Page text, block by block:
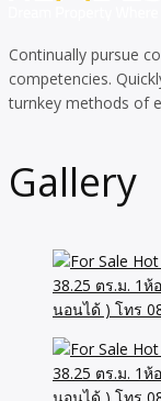
Continually pursue
competencies.
turnkey methods of
Gallery